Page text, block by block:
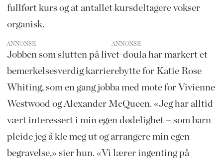
fullført kurs og at antallet kursdeltagere vokser
organisk.
ANNONSE
Jobben som slutten på livet-doula har markert et
bemerkelsesverdig karrierebytte for Katie Rose
Whiting, som en gang jobba med mote for Vivienne
Westwood og Alexander McQueen. «Jeg har alltid
vært interessert i min egen dødelighet – som barn
pleide jeg å kle meg ut og arrangere min egen
begravelse,» sier hun. «Vi lærer ingenting på